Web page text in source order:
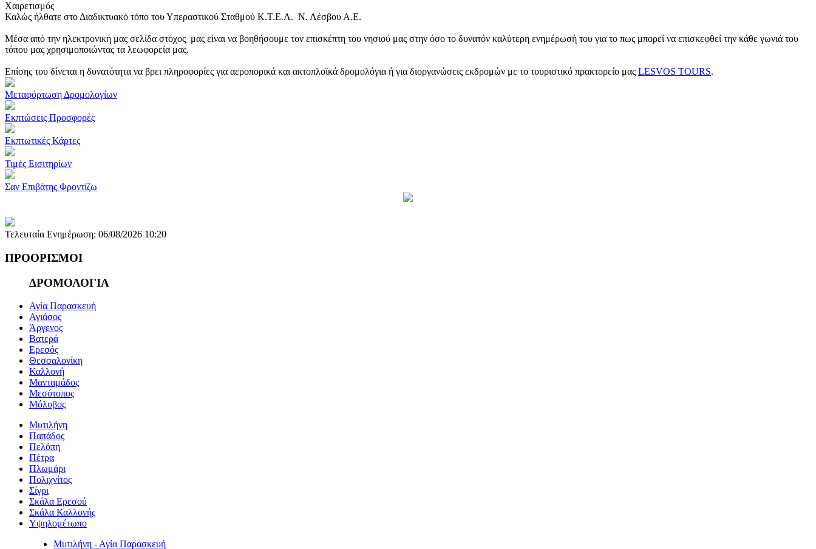
Χαιρετισμός
Καλώς ήλθατε στο Διαδικτυακό τόπο του Υπεραστικού Σταθμού Κ.Τ.Ε.Λ. Ν. Λέσβου Α.Ε.
Μέσα από την ηλεκτρονική μας σελίδα στόχος μας είναι να βοηθήσουμε τον επισκέπτη του νησιού μας στην όσο το δυνατόν καλύτερη ενημέρωσή του για το πως μπορεί να επισκεφθεί την κάθε γωνιά του
τόπου μας χρησιμοποιώντας τα λεωφορεία μας.
Επίσης του δίνεται η δυνατότητα να βρει πληροφορίες για αεροπορικά και ακτοπλοϊκά δρομολόγια ή για διοργανώσεις εκδρομών με το τουριστικό πρακτορείο μας LESVOS TOURS.
Μεταφόρτωση Δρομολογίων
Εκπτώσεις Προσφορές
Εκπτωτικές Κάρτες
Τιμές Εισιτηρίων
Σαν Επιβάτης Φροντίζω
Τελευταία Ενημέρωση: 06/08/2026 10:20
ΠΡΟΟΡΙΣΜΟΙ
ΔΡΟΜΟΛΟΓΙΑ
Αγία Παρασκευή
Αγιάσος
Άργενος
Βατερά
Ερεσός
Θεσσαλονίκη
Καλλονή
Μανταμάδος
Μεσότοπος
Μόλυβος
Μυτιλήνη
Παπάδος
Πελόπη
Πέτρα
Πλωμάρι
Πολιχνίτος
Σίγρι
Σκάλα Ερεσού
Σκάλα Καλλονής
Υψηλομέτωπο
Μυτιλήνη - Αγία Παρασκευή